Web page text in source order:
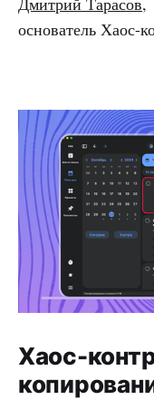
основатель Хаос-
Хаос-